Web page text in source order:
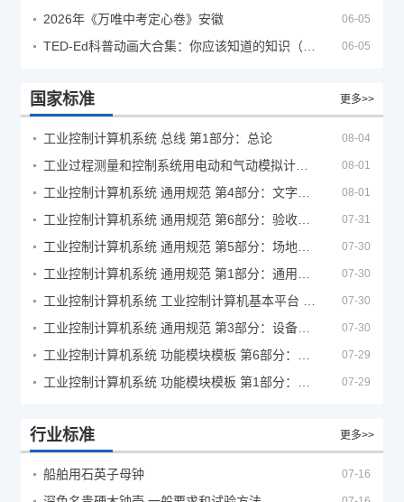
2026年《万唯中考定心卷》安徽 06-05
06-05
国家标准 更多>>
工业控制计算机系统 总线 第1部分：总论 08-04
08-01
08-01
07-31
07-30
07-30
07-30
07-30
07-29
07-29
行业标准 更多>>
船舶用石英子母钟 07-16